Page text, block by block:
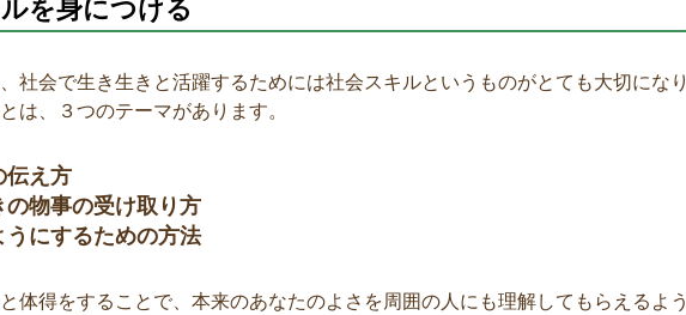
を身につける
社会で生き生きと活躍するためには社会スキルというものがとても大切になり
は、３つのテーマがあります。
伝え方
の物事の受け取り方
うにするための方法
体得をすることで、本来のあなたのよさを周囲の人にも理解してもらえるよう